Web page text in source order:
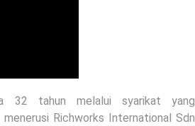
32 tahun melalui syarikat yang
Richworks International Sdn